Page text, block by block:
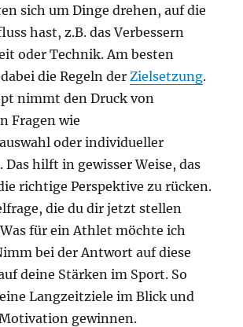
sich um Dinge drehen, auf die
hast, z.B. das Verbessern
oder Technik. Am besten
die Regeln der Zielsetzung.
nimmt den Druck von
Fragen wie
oder individueller
hilft in gewisser Weise, das
richtige Perspektive zu rücken.
die du dir jetzt stellen
für ein Athlet möchte ich
bei der Antwort auf diese
deine Stärken im Sport. So
Langzeitziele im Blick und
gewinnen.